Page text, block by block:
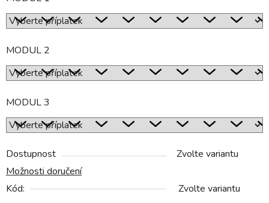
MODUL 2
MODUL 3
Dostupnost
Zvolte variantu
Možnosti doručení
Kód:
Zvolte variantu